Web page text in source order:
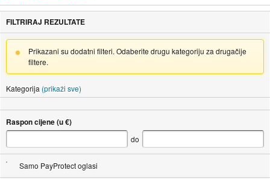
FILTRIRAJ REZULTATE
Prikazani su dodatni filteri. Odaberite drugu kategoriju za drugačije
filtere.
Kategorija (prikaži sve)
Raspon cijene (u €)
do
Samo PayProtect oglasi